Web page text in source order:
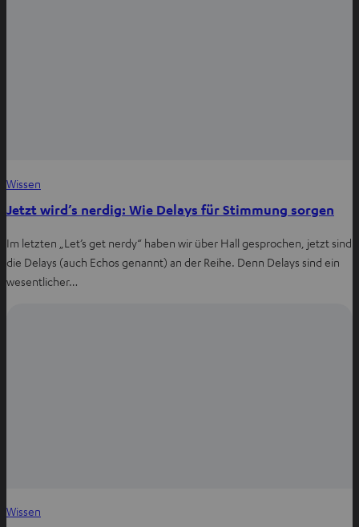
Wissen
Jetzt wird’s nerdig: Wie Delays für Stimmung sorgen
Im letzten „Let’s get nerdy“ haben wir über Hall gesprochen, jetzt sind
die Delays (auch Echos genannt) an der Reihe. Denn Delays sind ein
wesentlicher…
Wissen